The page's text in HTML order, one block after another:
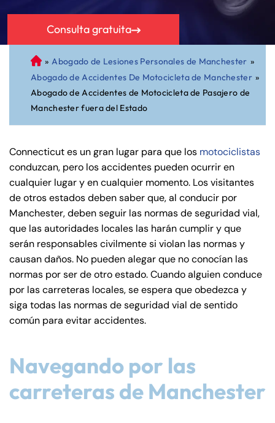
Consulta gratuita
A
bo
ga
do
de
rs
on
al
Inj
ur
y
de
C
on
ne
cti
cu
» Abogado de Lesiones Personales de Manchester »
Abogado de Accidentes De Motocicleta de Manchester »
Abogado de Accidentes de Motocicleta de Pasajero de
Manchester fuera del Estado
Connecticut es un gran lugar para que los motociclistas
conduzcan, pero los accidentes pueden ocurrir en
cualquier lugar y en cualquier momento. Los visitantes
de otros estados deben saber que, al conducir por
Manchester, deben seguir las normas de seguridad vial,
que las autoridades locales las harán cumplir y que
serán responsables civilmente si violan las normas y
causan daños. No pueden alegar que no conocían las
normas por ser de otro estado. Cuando alguien conduce
por las carreteras locales, se espera que obedezca y
siga todas las normas de seguridad vial de sentido
común para evitar accidentes.
Navegando por las
carreteras de Manchester